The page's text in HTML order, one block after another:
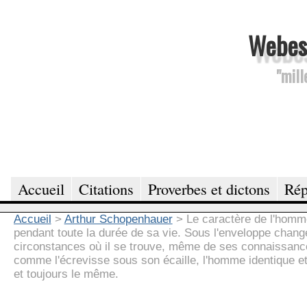
Accueil Citations Proverbes et dictons
Accueil > Arthur Schopenhauer > Le caractère de
pendant toute la durée de sa vie. Sous l'enveloppe
circonstances où il se trouve, même de ses
comme l'écrevisse sous son écaille, l'homme identique
et toujours le même.